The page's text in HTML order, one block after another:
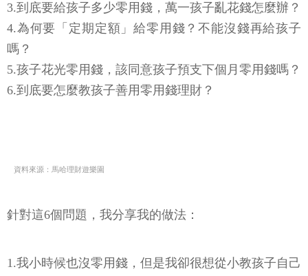
3.到底要給孩子多少零用錢，萬一孩子亂花錢怎麼辦？
4.為何要「定期定額」給零用錢？不能沒錢再給孩子
嗎？
5.孩子花光零用錢，該同意孩子預支下個月零用錢嗎？
6.到底要怎麼教孩子善用零用錢理財？
資料來源：馬哈理財遊樂園
針對這6個問題，我分享我的做法：
1.我小時候也沒零用錢，但是我卻很想從小教孩子自己